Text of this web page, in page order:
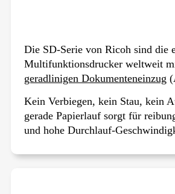
Die SD-Serie von Ricoh sind die
Multifunktionsdrucker weltweit
geradlinigen Dokumenteneinzug
Kein Verbiegen, kein Stau, kein
gerade Papierlauf sorgt für
und hohe Durchlauf-